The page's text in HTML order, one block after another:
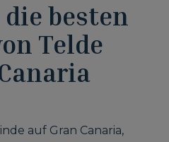
besten
Telde
auf Gran Canaria,